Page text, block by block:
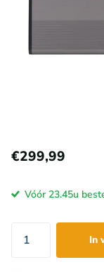
€299,99
Vóór 23.45u
In